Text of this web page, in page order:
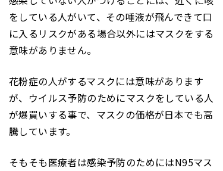
をしている人がいて、その唾液が飛んできて口
に入るリスクがある場合以外にはマスクをする
意味がありません。
花粉症の人がするマスクには意味があります
が、ウイルス予防のためにマスクをしている人
が爆買いする事で、マスクの価格が日本でも高
騰しています。
そもそも医療者は感染予防のためにはN95マス